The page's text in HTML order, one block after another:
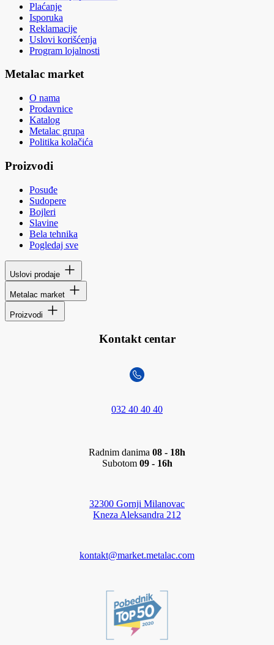
Plaćanje
Isporuka
Reklamacije
Uslovi korišćenja
Program lojalnosti
Metalac market
O nama
Prodavnice
Katalog
Metalac grupa
Politika kolačića
Proizvodi
Posuđe
Sudopere
Bojleri
Slavine
Bela tehnika
Pogledaj sve
Uslovi prodaje
Metalac market
Proizvodi
Kontakt centar
032 40 40 40
Radnim danima 08 - 18h
Subotom 09 - 16h
32300 Gornji Milanovac
Kneza Aleksandra 212
kontakt@market.metalac.com